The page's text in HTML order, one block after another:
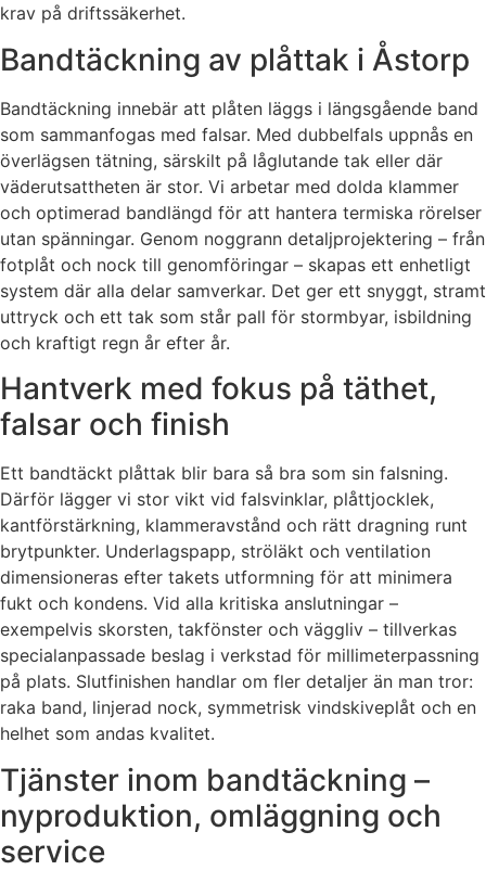
krav på driftssäkerhet.
Bandtäckning av plåttak i Åstorp
Bandtäckning innebär att plåten läggs i längsgående band
som sammanfogas med falsar. Med dubbelfals uppnås en
överlägsen tätning, särskilt på låglutande tak eller där
väderutsattheten är stor. Vi arbetar med dolda klammer
och optimerad bandlängd för att hantera termiska rörelser
utan spänningar. Genom noggrann detaljprojektering – från
fotplåt och nock till genomföringar – skapas ett enhetligt
system där alla delar samverkar. Det ger ett snyggt, stramt
uttryck och ett tak som står pall för stormbyar, isbildning
och kraftigt regn år efter år.
Hantverk med fokus på täthet,
falsar och finish
Ett bandtäckt plåttak blir bara så bra som sin falsning.
Därför lägger vi stor vikt vid falsvinklar, plåttjocklek,
kantförstärkning, klammeravstånd och rätt dragning runt
brytpunkter. Underlagspapp, ströläkt och ventilation
dimensioneras efter takets utformning för att minimera
fukt och kondens. Vid alla kritiska anslutningar –
exempelvis skorsten, takfönster och väggliv – tillverkas
specialanpassade beslag i verkstad för millimeterpassning
på plats. Slutfinishen handlar om fler detaljer än man tror:
raka band, linjerad nock, symmetrisk vindskiveplåt och en
helhet som andas kvalitet.
Tjänster inom bandtäckning –
nyproduktion, omläggning och
service